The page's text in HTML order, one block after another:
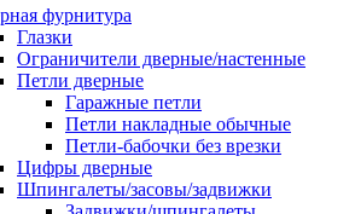
фурнитура
Глазки
Ограничители дверные/настенные
Петли дверные
Гаражные петли
Петли накладные обычные
Петли-бабочки без врезки
Цифры дверные
Шпингалеты/засовы/задвижки